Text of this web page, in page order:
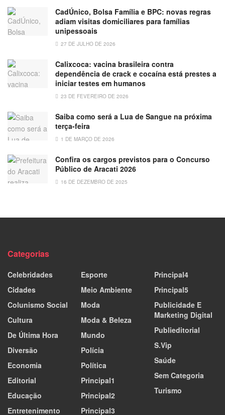
CadÚnico, Bolsa Família e BPC: novas regras
adiam visitas domiciliares para famílias
unipessoais
27 DE JULHO DE 2026
Calixcoca: vacina brasileira contra
dependência de crack e cocaína está prestes a
iniciar testes em humanos
23 DE FEVEREIRO DE 2026
Saiba como será a Lua de Sangue na próxima
terça-feira
1 DE MARÇO DE 2026
Confira os cargos previstos para o Concurso
Público de Aracati 2026
16 DE DEZEMBRO DE 2025
Categorias
Celebridades
Cidades
Colunismo Social
Cultura
De Última Hora
Diversão
Economia
Editorial
Educação
Entretenimento
Esporte
Meio Ambiente
Moda
Moda & Beleza
Mundo
Polícia
Política
Principal1
Principal2
Principal3
Principal4
Principal5
Publicidade E
Marketing Digital
Publieditorial
S.Vip
Saúde
Sem Categoria
Turismo